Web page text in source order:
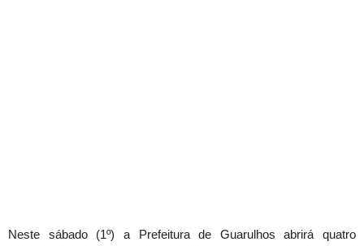
Neste sábado (1º) a Prefeitura de Guarulhos abrirá quatro